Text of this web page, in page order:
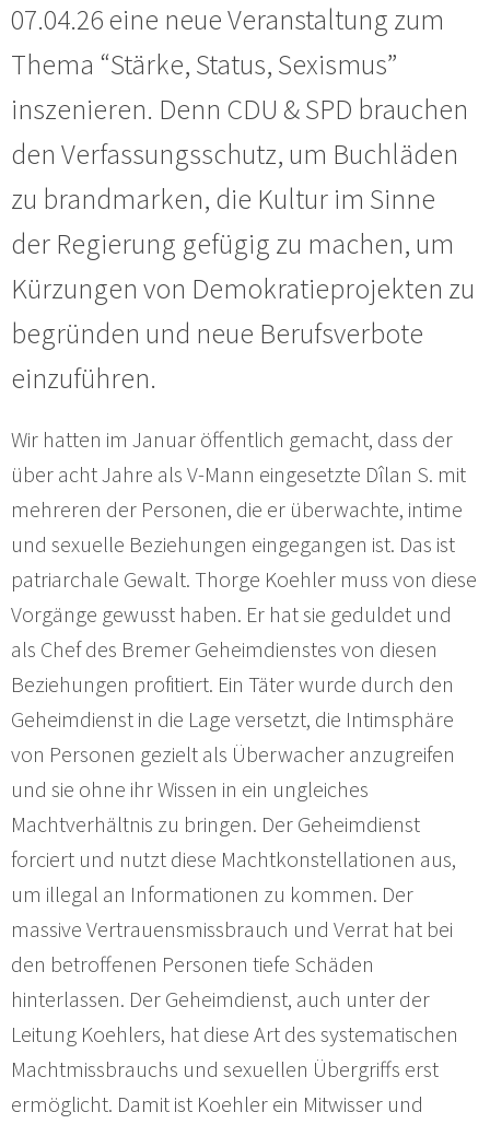
07.04.26 eine neue Veranstaltung zum
Thema “Stärke, Status, Sexismus”
inszenieren. Denn CDU & SPD brauchen
den Verfassungsschutz, um Buchläden
zu brandmarken, die Kultur im Sinne
der Regierung gefügig zu machen, um
Kürzungen von Demokratieprojekten zu
begründen und neue Berufsverbote
einzuführen.
Wir hatten im Januar öffentlich gemacht, dass der
über acht Jahre als V-Mann eingesetzte Dîlan S. mit
mehreren der Personen, die er überwachte, intime
und sexuelle Beziehungen eingegangen ist. Das ist
patriarchale Gewalt. Thorge Koehler muss von diese
Vorgänge gewusst haben. Er hat sie geduldet und
als Chef des Bremer Geheimdienstes von diesen
Beziehungen profitiert. Ein Täter wurde durch den
Geheimdienst in die Lage versetzt, die Intimsphäre
von Personen gezielt als Überwacher anzugreifen
und sie ohne ihr Wissen in ein ungleiches
Machtverhältnis zu bringen. Der Geheimdienst
forciert und nutzt diese Machtkonstellationen aus,
um illegal an Informationen zu kommen. Der
massive Vertrauensmissbrauch und Verrat hat bei
den betroffenen Personen tiefe Schäden
hinterlassen. Der Geheimdienst, auch unter der
Leitung Koehlers, hat diese Art des systematischen
Machtmissbrauchs und sexuellen Übergriffs erst
ermöglicht. Damit ist Koehler ein Mitwisser und